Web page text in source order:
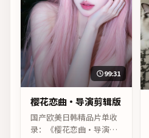
99:31
樱花恋曲·导演剪辑版
国产欧美日韩精品片单收
录：《樱花恋曲·导演剪